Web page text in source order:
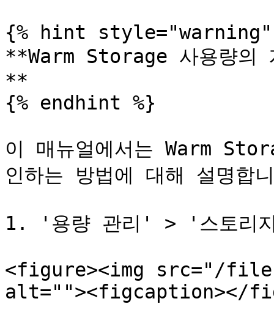
{% hint style="warning"
**Warm Storage 사용량의
**
{% endhint %}
이 매뉴얼에서는 Warm
인하는 방법에 대해 설명합
1. '용량 관리' > '스토리
<figure><img src="/files/
alt=""><figcaption></